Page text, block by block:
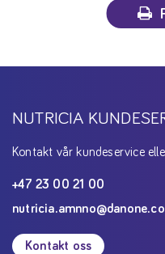
NUTRICIA
Kontakt vår kundeservice
+47 23 00 21 00
Kontakt oss